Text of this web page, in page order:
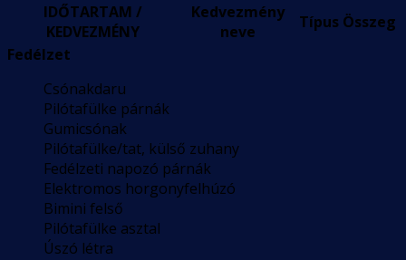
IDŐTARTAM /
KEDVEZMÉNY
Kedvezmény
neve
Típus Összeg
Fedélzet
Csónakdaru
Pilótafülke párnák
Gumicsónak
Pilótafülke/tat, külső zuhany
Fedélzeti napozó párnák
Elektromos horgonyfelhúzó
Bimini felső
Pilótafülke asztal
Úszó létra